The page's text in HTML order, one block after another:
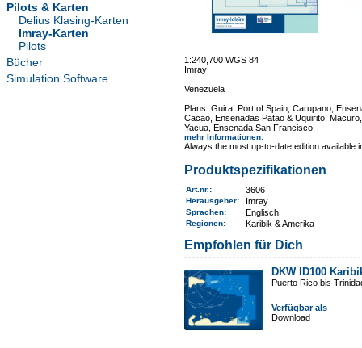
Pilots & Karten
Delius Klasing-Karten
Imray-Karten
Pilots
Bücher
Simulation Software
1:240,700 WGS 84
Imray
Venezuela
Plans: Guira, Port of Spain, Carupano,
Cacao, Ensenadas Patao & Uquirito,
Yacua, Ensenada San Francisco.
mehr Informationen:
Always the most up-to-date edition
Produktspezifikationen
Art.nr. : 3606
Herausgeber: Imray
Sprachen: Englisch
Regionen: Karibik & Amerika
Empfohlen für Dich
DKW ID100
Puerto Rico bis
Verfügbar als
Download